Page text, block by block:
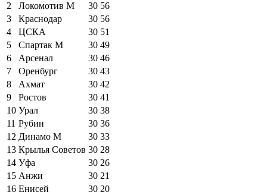
2
Локомотив М 30 56
3
Краснодар 30 56
4
ЦСКА 30 51
5
Спартак М 30 49
6
Арсенал 30 46
7
Оренбург 30 43
8
Ахмат 30 42
9
Ростов 30 41
10 Урал 30 38
11 Рубин 30 36
12 Динамо М 30 33
13 Крылья Советов 30 28
14 Уфа 30 26
15 Анжи 30 21
16 Енисей 30 20